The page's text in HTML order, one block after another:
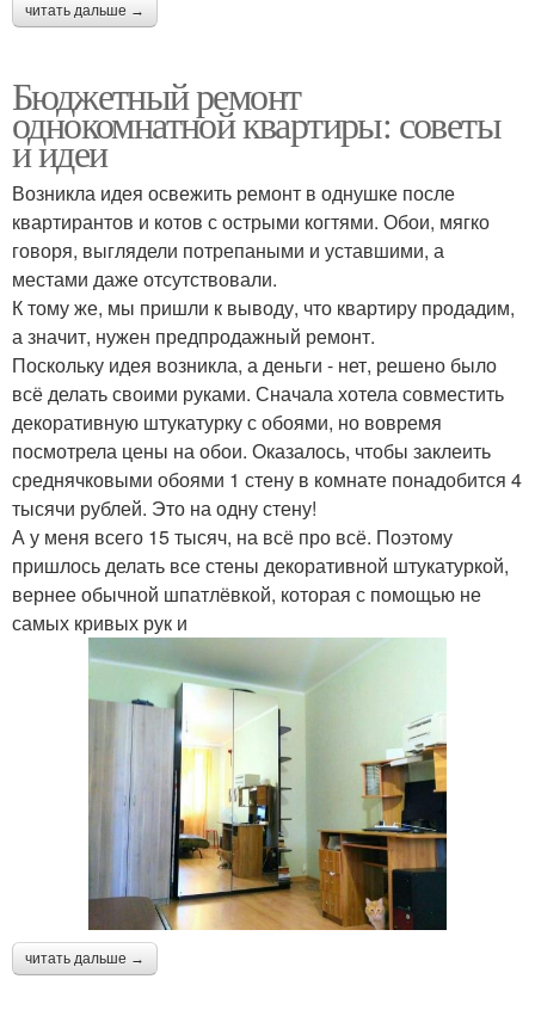
читать дальше →
Бюджетный ремонт
однокомнатной квартиры: советы
и идеи
Возникла идея освежить ремонт в однушке после
квартирантов и котов с острыми когтями. Обои, мягко
говоря, выглядели потрепаными и уставшими, а
местами даже отсутствовали.
К тому же, мы пришли к выводу, что квартиру продадим,
а значит, нужен предпродажный ремонт.
Поскольку идея возникла, а деньги - нет, решено было
всё делать своими руками. Сначала хотела совместить
декоративную штукатурку с обоями, но вовремя
посмотрела цены на обои. Оказалось, чтобы заклеить
среднячковыми обоями 1 стену в комнате понадобится 4
тысячи рублей. Это на одну стену!
А у меня всего 15 тысяч, на всё про всё. Поэтому
пришлось делать все стены декоративной штукатуркой,
вернее обычной шпатлёвкой, которая с помощью не
самых кривых рук и
читать дальше →